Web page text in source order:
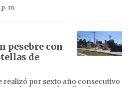
m.
pesebre con
de
realizó por sexto año consecutivo